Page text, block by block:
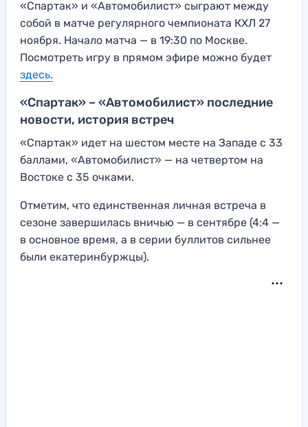
«Спартак» и «Автомобилист» сыграют между
собой в матче регулярного чемпионата КХЛ 27
ноября. Начало матча — в 19:30 по Москве.
Посмотреть игру в прямом эфире можно будет
здесь.
«Спартак» – «Автомобилист» последние
новости, история встреч
«Спартак» идет на шестом месте на Западе с 33
баллами, «Автомобилист» — на четвертом на
Востоке с 35 очками.
Отметим, что единственная личная встреча в
сезоне завершилась вничью — в сентябре (4:4 —
в основное время, а в серии буллитов сильнее
были екатеринбуржцы).